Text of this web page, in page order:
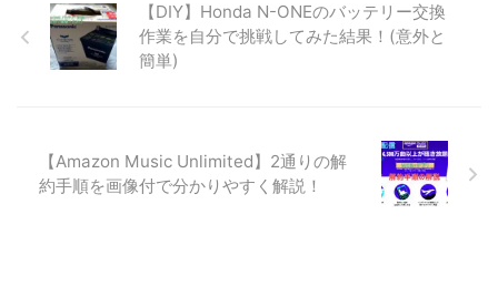
【DIY】Honda N-ONEのバッテリー交換
作業を自分で挑戦してみた結果！(意外と
簡単)
【Amazon Music Unlimited】2通りの解
約手順を画像付で分かりやすく解説！